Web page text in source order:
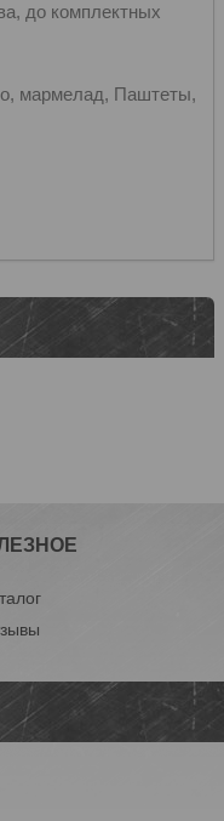
до комплектных
мармелад, Паштеты,